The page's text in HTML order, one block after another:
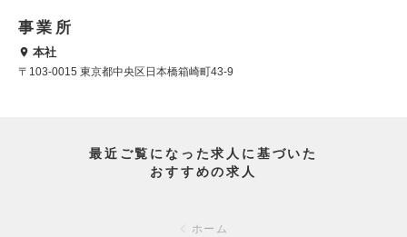
事業所
本社
〒103-0015 東京都中央区日本橋箱崎町43-9
最近ご覧になった求人に基づいた
おすすめの求人
ホーム